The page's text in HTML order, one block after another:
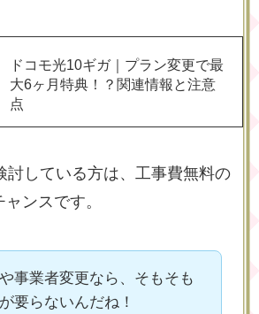
ドコモ光10ギガ｜プラン変更で最
大6ヶ月特典！？関連情報と注意
点
討している方は、工事費無料の
ンスです。
事業者変更なら、そもそも
要らないんだね！